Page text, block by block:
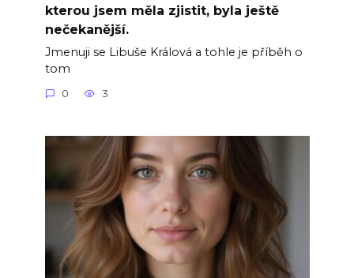
kterou jsem měla zjistit, byla ještě
nečekanější.
Jmenuji se Libuše Králová a tohle je příběh o
tom
0 3